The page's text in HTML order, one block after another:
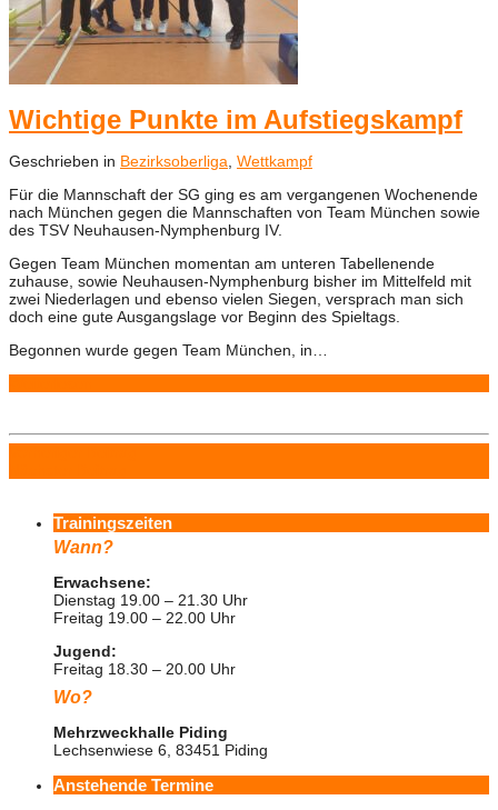
Wichtige Punkte im Aufstiegskampf
Geschrieben in Bezirksoberliga Wettkampf
Für die Mannschaft der SG ging es am vergangenen Wochenende
nach München gegen die Mannschaften von Team München sowie
des TSV Neuhausen-Nymphenburg IV.
Gegen Team München momentan am unteren Tabellenende
zuhause, sowie Neuhausen-Nymphenburg bisher im Mittelfeld mit
zwei Niederlagen und ebenso vielen Siegen, versprach man sich
doch eine gute Ausgangslage vor Beginn des Spieltags.
Begonnen wurde gegen Team München, in…
Trainingszeiten
Wann?
Erwachsene:
Dienstag 19.00 – 21.30 Uhr
Freitag 19.00 – 22.00 Uhr
Jugend:
Freitag 18.30 – 20.00 Uhr
Wo?
Mehrzweckhalle Piding
Lechsenwiese 6, 83451 Piding
Anstehende Termine